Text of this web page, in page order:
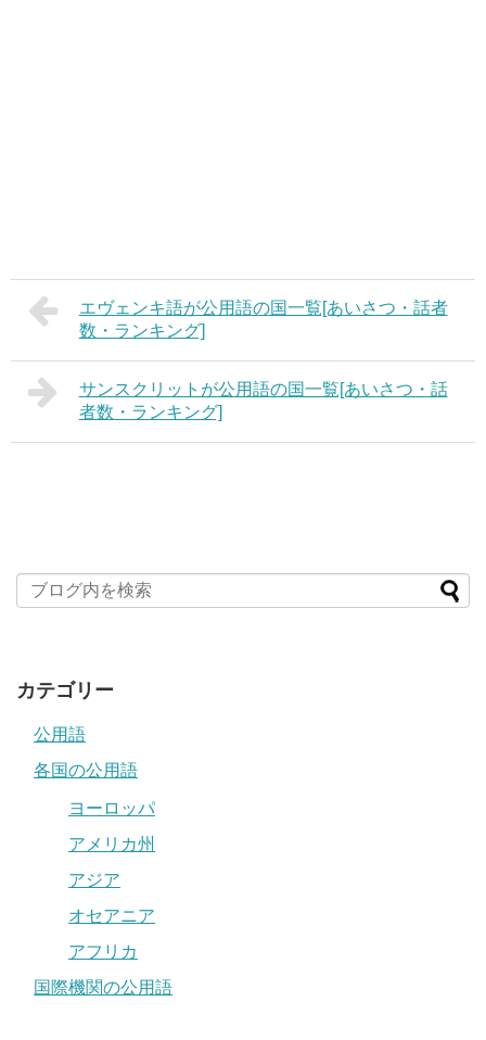
エヴェンキ語が公用語の国一覧[あいさつ・話者
数・ランキング]
サンスクリットが公用語の国一覧[あいさつ・話
者数・ランキング]
カテゴリー
公用語
各国の公用語
ヨーロッパ
アメリカ州
アジア
オセアニア
アフリカ
国際機関の公用語